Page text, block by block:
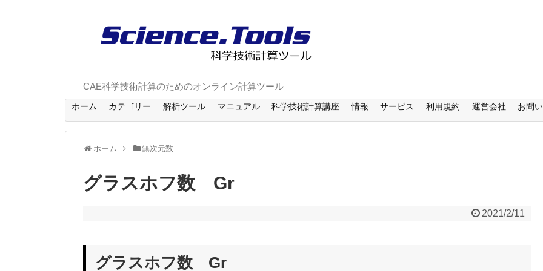
CAE科学技術計算のためのオンライン計算ツール
ホーム カテゴリー 解析ツール マニュアル 科学技術計算講座 情報 サービス 利用規約 運営会社 お問
ホーム 無次元数
グラスホフ数 Gr
2021/2/11
グラスホフ数 Gr